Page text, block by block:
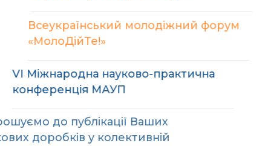
Всеукраїнський молодіжний форум
«МолоДійТе!»
VI Міжнародна науково-практична
конференція МАУП
Запрошуємо до публікації Ваших
наукових доробків у колективній